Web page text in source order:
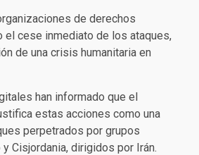
de derechos
el cese inmediato de los ataques,
de una crisis humanitaria en
han informado que el
estas acciones como una
perpetrados por grupos
Cisjordania, dirigidos por Irán.